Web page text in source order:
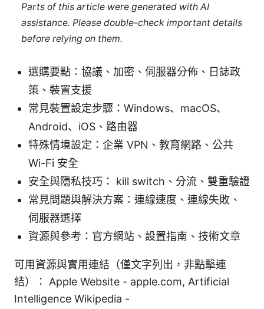
Parts of this article were generated with AI
assistance. Please double-check important details
before relying on them.
選購要點：協議、加密、伺服器分佈、日誌政
策、裝置支援
常見裝置設定步驟：Windows、macOS、
Android、iOS、路由器
特殊情境設定：企業 VPN、教育網路、公共
Wi-Fi 安全
安全與隱私技巧： kill switch、分流、雙重驗證
常見問題與解決方案：連線速度、連線失敗、
伺服器選擇
資源與參考：官方網站、設置指南、技術文章
可用資源與實用連結（僅文字列出，非點擊連
結）： Apple Website - apple.com, Artificial
Intelligence Wikipedia -